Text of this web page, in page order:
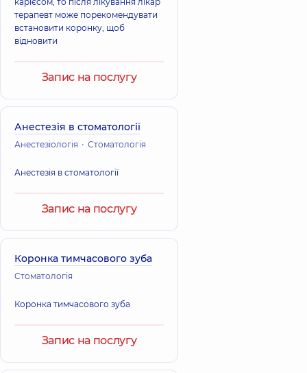
терапевт може порекомендувати
встановити коронку, щоб
відновити
Запис на послугу
Анестезія в стоматології
Анестезіологія Стоматологія
Анестезія в стоматології
Запис на послугу
Коронка тимчасового зуба
Стоматологія
Коронка тимчасового зуба
Запис на послугу